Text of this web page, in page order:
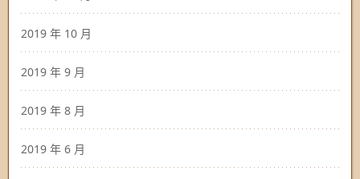
2019 年 10 月
2019 年 9 月
2019 年 8 月
2019 年 6 月